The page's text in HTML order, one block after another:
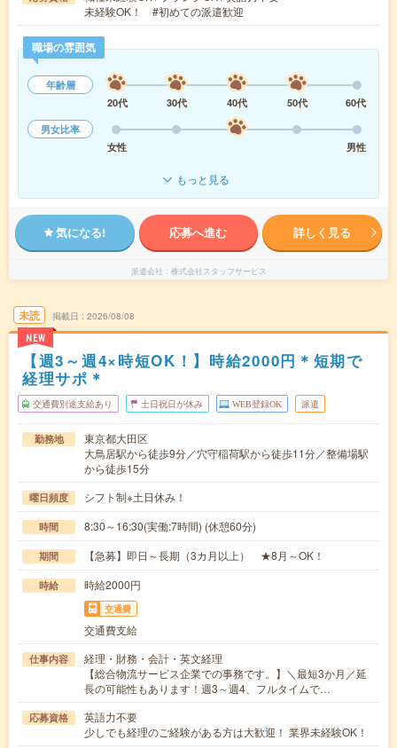
未経験OK！ #初めての派遣歓迎
職場の雰囲気
年齢層
20代
30代 40代 50代
60代
男女比率
女性
男性
もっと見る
気になる! 応募へ進む 詳しく見る
派遣会社 株式会社スタッフサービス
未読
NEW
掲載日 2026/08/08
【週3～週4×時短OK！】時給2000円＊短期で
経理サポ＊
交通費別途支給あり 土日祝日が休み WEB登録OK 派遣
勤務地
東京都大田区
大鳥居駅から徒歩9分／穴守稲荷駅から徒歩11分／整備場駅
から徒歩15分
曜日頻度 シフト制※土日休み！
時間 8:30～16:30(実働:7時間) (休憩60分)
期間 【急募】即日～長期（3カ月以上） ★8月～OK！
時給 時給2000円
交通費
交通費支給
仕事内容
経理・財務・会計・英文経理
【総合物流サービス企業での事務です。】＼最短3か月／延
長の可能性もあります！週3～週4、フルタイムで…
応募資格
英語力不要
少しでも経理のご経験がある方は大歓迎！ 業界未経験OK！